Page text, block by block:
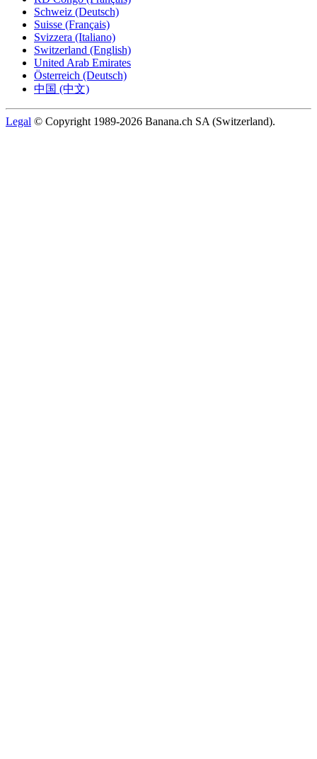
Schweiz (Deutsch)
Suisse (Français)
Svizzera (Italiano)
Switzerland (English)
United Arab Emirates
Österreich (Deutsch)
中国 (中文)
Legal © Copyright 1989-2026 Banana.ch SA (Switzerland).